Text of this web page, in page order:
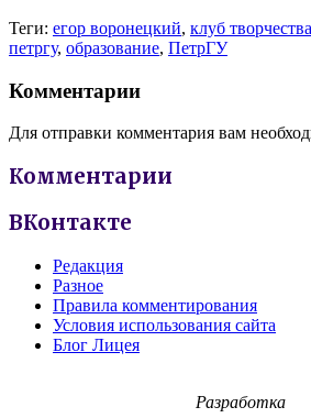
Теги: егор воронецкий, клуб
петргу, образование, ПетрГУ
Комментарии
Для отправки комментария вам
Комментарии
ВКонтакте
Редакция
Разное
Правила комментирования
Условия использования сайта
Блог Лицея
Разработка